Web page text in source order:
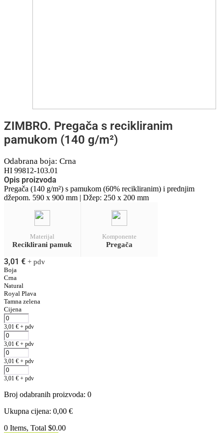
ZIMBRO. Pregača s recikliranim
pamukom (140 g/m²)
Odabrana boja: Crna
HI 99812-103.01
Opis proizvoda
Pregača (140 g/m²) s pamukom (60% recikliranim) i prednjim
džepom. 590 x 900 mm | Džep: 250 x 200 mm
Materijal
Reciklirani pamuk
Komponente
Pregača
3,01 € + pdv
Boja
Crna
Natural
Royal Plava
Tamna zelena
Cijena
3,01 € + pdv
3,01 € + pdv
3,01 € + pdv
3,01 € + pdv
Broj odabranih proizvoda: 0
Ukupna cijena: 0,00 €
0 Items, Total $0.00